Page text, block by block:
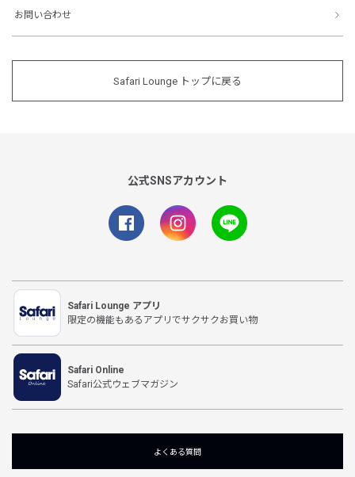
お問い合わせ
Safari Lounge トップに戻る
公式SNSアカウント
Safari Lounge アプリ
限定の機能もあるアプリでサクサクお買い物
Safari Online
Safari公式ウェブマガジン
よくある質問